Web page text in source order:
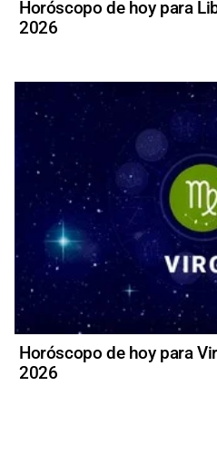
Horóscopo de hoy para
2026
Horóscopo de hoy para
2026